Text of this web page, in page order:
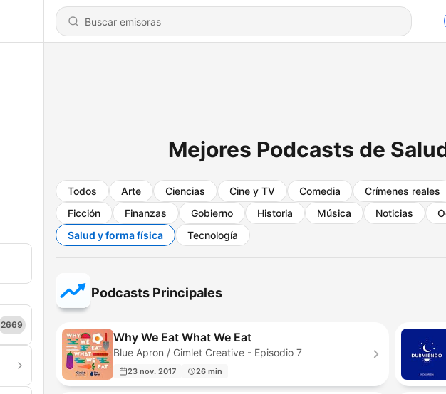
2669
Mejores Podcasts de
Todos Arte Ciencias Cine y TV Comedia Crímenes reales
Ficción
Finanzas Gobierno Historia Música Noticias
Salud y forma física
Tecnología
Podcasts Principales
Why We Eat What We Eat
Blue Apron / Gimlet Creative - Episodio 7
23 nov. 2017 26 min